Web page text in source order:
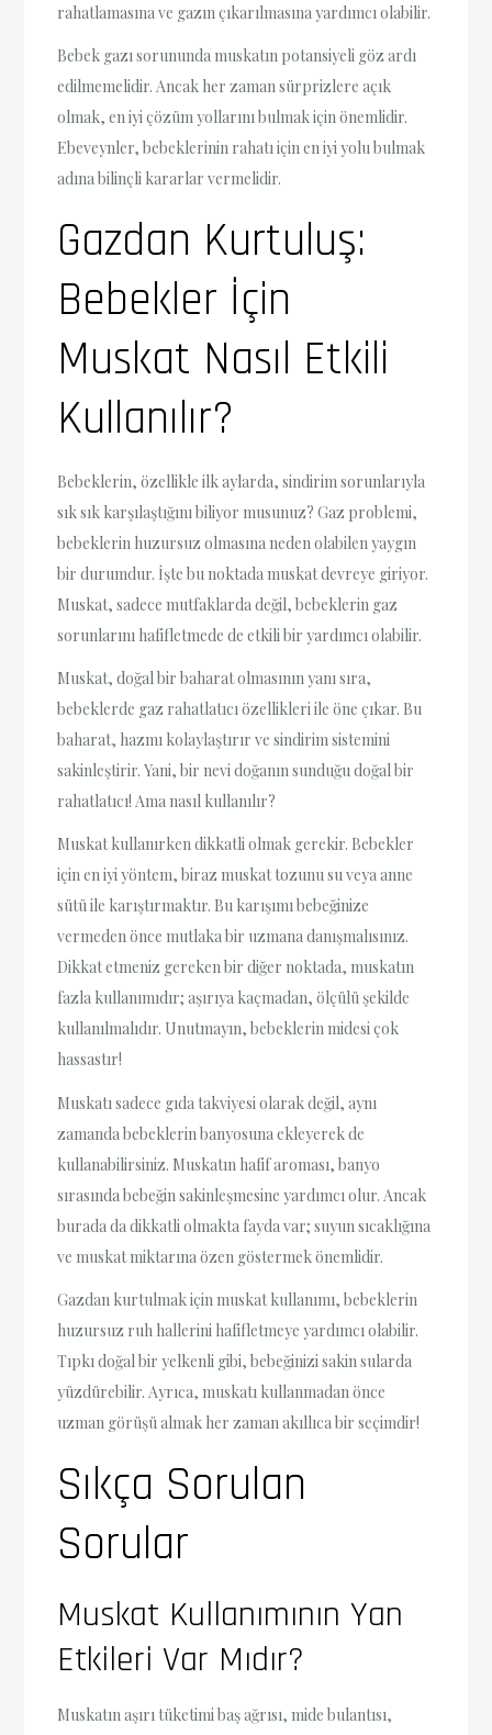
rahatlamasına ve gazın çıkarılmasına yardımcı olabilir.
Bebek gazı sorununda muskatın potansiyeli göz ardı
edilmemelidir. Ancak her zaman sürprizlere açık
olmak, en iyi çözüm yollarını bulmak için önemlidir.
Ebeveynler, bebeklerinin rahatı için en iyi yolu bulmak
adına bilinçli kararlar vermelidir.
Gazdan Kurtuluş:
Bebekler İçin
Muskat Nasıl Etkili
Kullanılır?
Bebeklerin, özellikle ilk aylarda, sindirim sorunlarıyla
sık sık karşılaştığını biliyor musunuz? Gaz problemi,
bebeklerin huzursuz olmasına neden olabilen yaygın
bir durumdur. İşte bu noktada muskat devreye giriyor.
Muskat, sadece mutfaklarda değil, bebeklerin gaz
sorunlarını hafifletmede de etkili bir yardımcı olabilir.
Muskat, doğal bir baharat olmasının yanı sıra,
bebeklerde gaz rahatlatıcı özellikleri ile öne çıkar. Bu
baharat, hazmı kolaylaştırır ve sindirim sistemini
sakinleştirir. Yani, bir nevi doğanın sunduğu doğal bir
rahatlatıcı! Ama nasıl kullanılır?
Muskat kullanırken dikkatli olmak gerekir. Bebekler
için en iyi yöntem, biraz muskat tozunu su veya anne
sütü ile karıştırmaktır. Bu karışımı bebeğinize
vermeden önce mutlaka bir uzmana danışmalısınız.
Dikkat etmeniz gereken bir diğer noktada, muskatın
fazla kullanımıdır; aşırıya kaçmadan, ölçülü şekilde
kullanılmalıdır. Unutmayın, bebeklerin midesi çok
hassastır!
Muskatı sadece gıda takviyesi olarak değil, aynı
zamanda bebeklerin banyosuna ekleyerek de
kullanabilirsiniz. Muskatın hafif aroması, banyo
sırasında bebeğin sakinleşmesine yardımcı olur. Ancak
burada da dikkatli olmakta fayda var; suyun sıcaklığına
ve muskat miktarına özen göstermek önemlidir.
Gazdan kurtulmak için muskat kullanımı, bebeklerin
huzursuz ruh hallerini hafifletmeye yardımcı olabilir.
Tıpkı doğal bir yelkenli gibi, bebeğinizi sakin sularda
yüzdürebilir. Ayrıca, muskatı kullanmadan önce
uzman görüşü almak her zaman akıllıca bir seçimdir!
Sıkça Sorulan
Sorular
Muskat Kullanımının Yan
Etkileri Var Mıdır?
Muskatın aşırı tüketimi baş ağrısı, mide bulantısı,